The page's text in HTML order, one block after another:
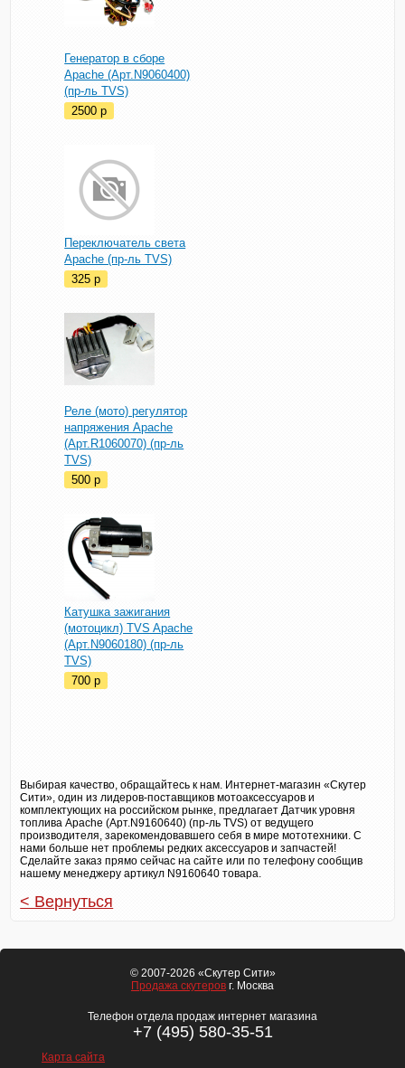
Генератор в сборе
Apache (Арт.N9060400)
(пр-ль TVS)
2500p
Переключатель света
Apache (пр-ль TVS)
325p
Реле (мото) регулятор
напряжения Apache
(Арт.R1060070) (пр-ль
TVS)
500p
Катушка зажигания
(мотоцикл) TVS Apache
(Арт.N9060180) (пр-ль
TVS)
700p
Выбирая качество, обращайтесь к нам. Интернет-магазин «Скутер
Сити», один из лидеров-поставщиков мотоаксессуаров и
комплектующих на российском рынке, предлагает Датчик уровня
топлива Apache (Арт.N9160640) (пр-ль TVS) от ведущего
производителя, зарекомендовавшего себя в мире мототехники. С
нами больше нет проблемы редких аксессуаров и запчастей!
Сделайте заказ прямо сейчас на сайте или по телефону сообщив
нашему менеджеру артикул N9160640 товара.
< Вернуться
© 2007-2026 «Скутер Сити»
Продажа скутеров г. Москва
Телефон отдела продаж интернет магазина
+7 (495) 580-35-51
Карта сайта